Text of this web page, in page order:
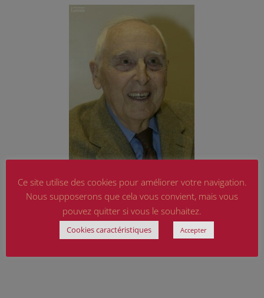
Daniel Cordier était le secrétaire de Jean Moulin, aux
côtés de Laure Diebold Mutschler. Il est décédé le 20
novembre 2020. Photo VM DR
Ce site utilise des cookies pour améliorer votre navigation.
Nous supposerons que cela vous convient, mais vous
pouvez quitter si vous le souhaitez.
Cookies caractéristiques Accepter